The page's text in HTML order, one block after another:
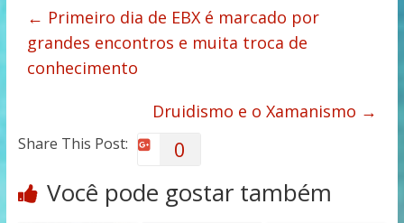
← Primeiro dia de EBX é marcado por
grandes encontros e muita troca de
conhecimento
Druidismo e o Xamanismo →
Share This Post: 0
Você pode gostar também